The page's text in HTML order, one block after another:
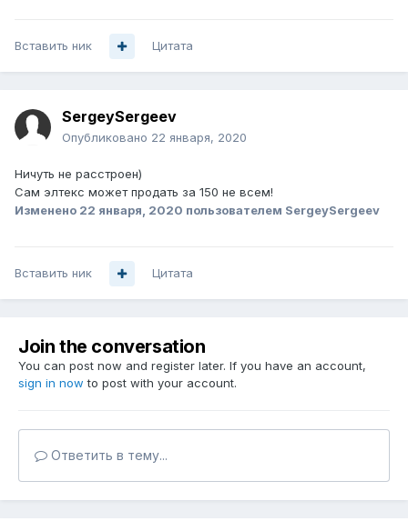
Вставить ник Цитата
SergeySergeev
Опубликовано 22 января, 2020
Ничуть не расстроен)
Сам элтекс может продать за 150 не всем!
Изменено 22 января, 2020 пользователем SergeySergeev
Вставить ник Цитата
Join the conversation
You can post now and register later. If you have an account,
sign in now to post with your account.
Ответить в тему...